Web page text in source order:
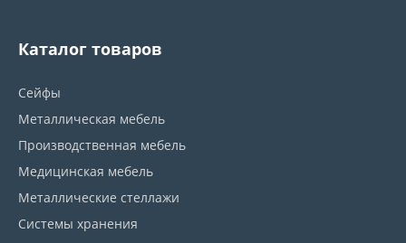
Каталог товаров
Сейфы
Металлическая мебель
Производственная мебель
Медицинская мебель
Металлические стеллажи
Системы хранения